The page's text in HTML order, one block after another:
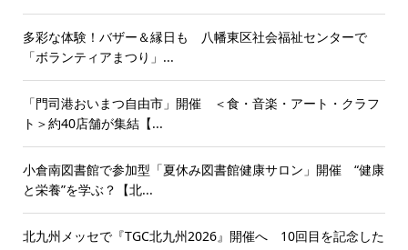
多彩な体験！バザー＆縁日も 八幡東区社会福祉センターで
「ボランティアまつり」...
「門司港おいまつ自由市」開催 ＜食・音楽・アート・クラフ
ト＞約40店舗が集結【...
小倉南図書館で参加型「夏休み図書館健康サロン」開催 “健康
と栄養”を学ぶ？【北...
北九州メッセで『TGC北九州2026』開催へ 10回目を記念した